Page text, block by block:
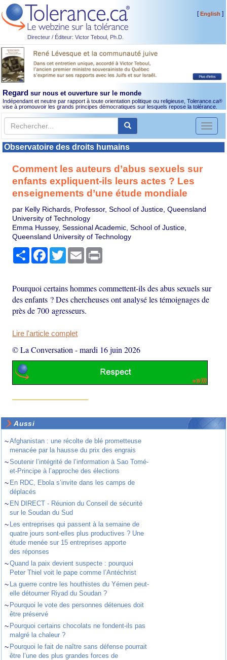
Directeur / Éditeur: Victor Teboul, Ph.D.
[English ]
Regard sur nous et ouverture sur le monde
Indépendant et neutre par rapport à toute orientation politique ou religieuse, Tolerance.ca®
vise à promouvoir les grands principes démocratiques sur lesquels repose la tolérance.
Toggle
Observatoire des droits humains
Comment les auteurs d’abus sexuels sur
enfants expliquent-ils leurs actes ? Les
enseignements d’une étude mondiale
par Kelly Richards, Professor, School of Justice, Queensland
University of Technology
Emma Hussey, Sessional Academic, School of Justice,
Queensland University of Technology
PartagerFacebook
TwitterEmail
Pourquoi certains hommes commettent-ils des abus sexuels sur
des enfants ? Des chercheuses ont analysé les témoignages de
près de 700 agresseurs.
Lire l'article complet
© La Conversation -mardi 16 juin 2026
Aussi
~Afghanistan : une récolte de blé prometteuse
menacée par la hausse du prix des engrais
~Soutenir l’intégrité de l’information à Sao Tomé-
et-Principe à l’approche des élections
~ En RDC, Ebola s’invite dans les camps de
déplacés
~ EN DIRECT - Réunion du Conseil de sécurité
sur le Soudan du Sud
~ Les entreprises qui passent à la semaine de
quatre jours sont-elles plus productives ? Une
étude menée sur 15 entreprises apporte
des réponses
~Quand la paix devient suspecte : pourquoi
Peter Thiel voit le pape comme l’Antéchrist
~ La guerre contre les houthistes du Yémen peut-
elle détourner Riyad du Soudan ?
~ Pourquoi le vote des personnes détenues doit
être préservé
~ Pourquoi certains chocolats ne fondent-ils pas
malgré la chaleur ?
~ Pourquoi le fait de naître sans défense pourrait
être l’une des plus grandes forces de